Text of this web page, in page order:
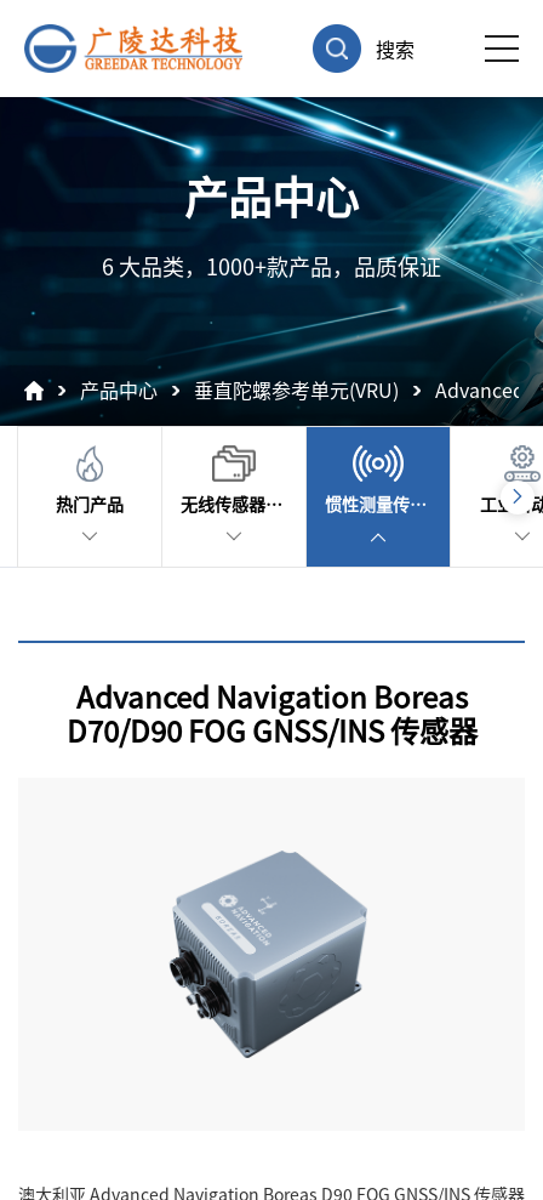
搜索
产品中心
6 大品类，1000+款产品，品质保证
产品中心 垂直陀螺参考单元(VRU) Advanced
热门产品 无线传感器及数据采集 惯性测量传感器 工业自
Advanced Navigation Boreas
D70/D90 FOG GNSS/INS 传感器
澳大利亚 Advanced Navigation Boreas D90 FOG GNSS/INS 传感器